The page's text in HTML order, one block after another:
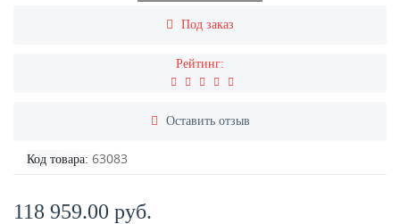
Под заказ
Рейтинг:
Оставить отзыв
Код товара: 63083
118 959.00 руб.